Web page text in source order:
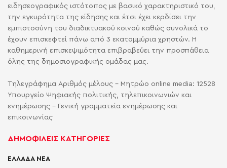
ειδησεογραφικός ιστότοπος με βασικό χαρακτηριστικό του,
την εγκυρότητα της είδησης και έτσι έχει κερδίσει την
εμπιστοσύνη του διαδικτυακού κοινού καθώς συνολικά το
έχουν επισκεφτεί πάνω από 3 εκατομμύρια χρηστών. Η
καθημερινή επισκεψιμότητα επιβραβεύει την προσπάθεια
όλης της δημοσιογραφικής ομάδας μας.
Τηλεγράφημα Αριθμός μέλους - Μητρώο online media: 12528
Υπουργείο Ψηφιακής πολιτικής, τηλεπικοινωνιών και
ενημέρωσης - Γενική γραμματεία ενημέρωσης και
επικοινωνίας
ΔΗΜΟΦΙΛΕΙΣ ΚΑΤΗΓΟΡΙΕΣ
ΕΛΛΑΔΑ ΝΕΑ